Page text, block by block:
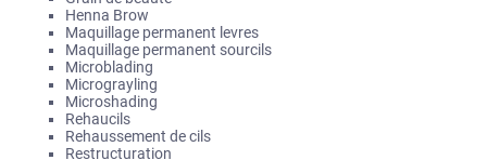
Henna Brow
Maquillage permanent levres
Maquillage permanent sourcils
Microblading
Micrograyling
Microshading
Rehaucils
Rehaussement de cils
Restructuration